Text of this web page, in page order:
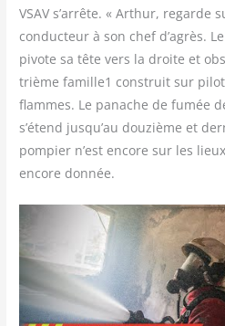
VSAV s’arrête. « Arthur, regarde
conduc­teur à son chef d’agrès.
pivote sa tête vers la droite et
trième famille1 construit sur
flammes. Le panache de fumée
s’étend jusqu’au dou­zième et
pom­pier n’est encore sur les
encore donnée.